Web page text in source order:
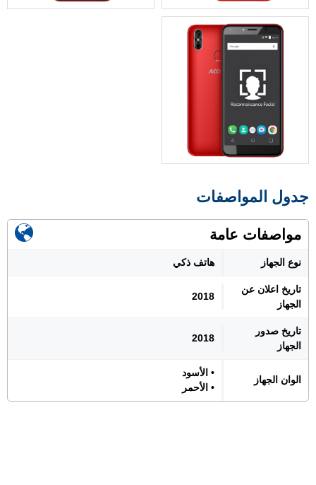
جدول المواصفات
مواصفات عامة
نوع الجهاز هاتف ذكي
تاريخ اعلان عن
الجهاز
2018
تاريخ صدور
الجهاز
2018
الوان الجهاز
• الأسود
• الأحمر